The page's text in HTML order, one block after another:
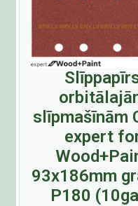
slīpmašīnām
expert
93x186mm
P180